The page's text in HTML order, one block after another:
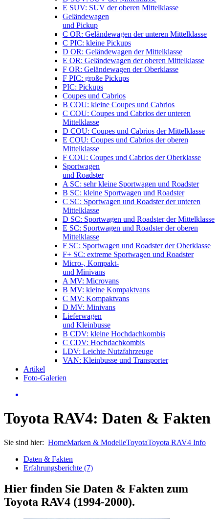
E SUV: SUV der oberen Mittelklasse
Geländewagen
und Pickup
C OR: Geländewagen der unteren Mittelklasse
C PIC: kleine Pickups
D OR: Geländewagen der Mittelklasse
E OR: Geländewagen der oberen Mittelklasse
F OR: Geländewagen der Oberklasse
F PIC: große Pickups
PIC: Pickups
Coupes und Cabrios
B COU: kleine Coupes und Cabrios
C COU: Coupes und Cabrios der unteren
Mittelklasse
D COU: Coupes und Cabrios der Mittelklasse
E COU: Coupes und Cabrios der oberen
Mittelklasse
F COU: Coupes und Cabrios der Oberklasse
Sportwagen
und Roadster
A SC: sehr kleine Sportwagen und Roadster
B SC: kleine Sportwagen und Roadster
C SC: Sportwagen und Roadster der unteren
Mittelklasse
D SC: Sportwagen und Roadster der Mittelklasse
E SC: Sportwagen und Roadster der oberen
Mittelklasse
F SC: Sportwagen und Roadster der Oberklasse
F+ SC: extreme Sportwagen und Roadster
Micro-, Kompakt-
und Minivans
A MV: Microvans
B MV: kleine Kompaktvans
C MV: Kompaktvans
D MV: Minivans
Lieferwagen
und Kleinbusse
B CDV: kleine Hochdachkombis
C CDV: Hochdachkombis
LDV: Leichte Nutzfahrzeuge
VAN: Kleinbusse und Transporter
Artikel
Foto-Galerien
Toyota RAV4: Daten & Fakten
Sie sind hier: HomeMarken & ModelleToyotaToyota RAV4 Info
Daten & Fakten
Erfahrungsberichte (7)
Hier finden Sie Daten & Fakten zum
Toyota RAV4 (1994-2000).